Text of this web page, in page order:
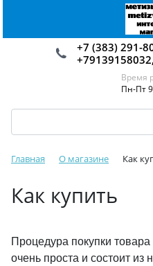
+7 (383) 291-
+79139158032,
Время
Пн-Пт
Главная О магазине Как
Как купить
Процедура покупки
очень проста и состоит из